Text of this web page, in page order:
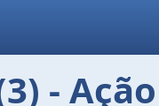
-